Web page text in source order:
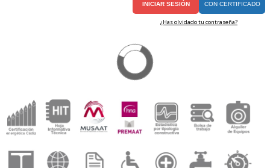
CON CERTIFICADO
¿Has olvidado tu contraseña?